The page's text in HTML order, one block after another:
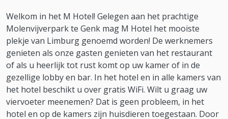
Welkom in het M Hotel! Gelegen aan het prachtige
Molenvijverpark te Genk mag M Hotel het mooiste
plekje van Limburg genoemd worden! De werknemers
genieten als onze gasten genieten van het restaurant
of als u heerlijk tot rust komt op uw kamer of in de
gezellige lobby en bar. In het hotel en in alle kamers van
het hotel beschikt u over gratis WiFi. Wilt u graag uw
viervoeter meenemen? Dat is geen probleem, in het
hotel en op de kamers zijn huisdieren toegestaan. Door